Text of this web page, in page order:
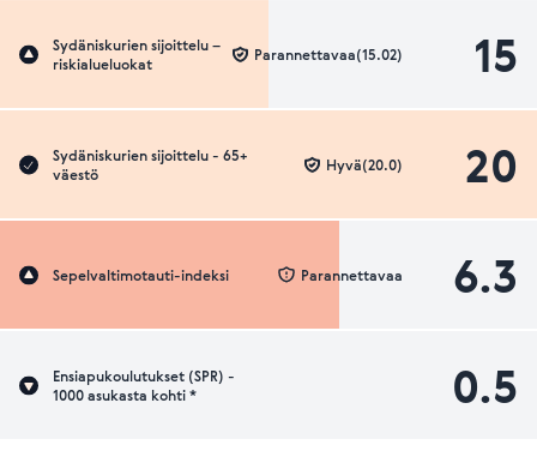
Sydäniskurien sijoittelu –
riskialueluokat
15
Parannettavaa(15.02)
Sydäniskurien sijoittelu - 65+
väestö
20
Hyvä(20.0)
Sepelvaltimotauti-indeksi 6.3
Parannettavaa
Ensiapukoulutukset (SPR) -
1000 asukasta kohti *
0.5